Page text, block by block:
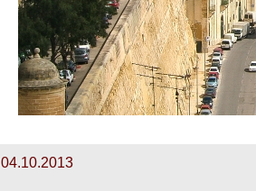
04.10.2013